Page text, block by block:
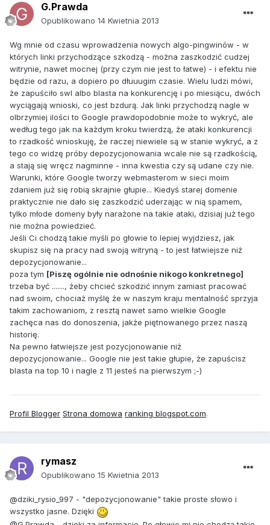
G.Prawda
Opublikowano 14 Kwietnia 2013
Wg mnie od czasu wprowadzenia nowych algo-pingwinów - w
których linki przychodzące szkodzą - można zaszkodzić cudzej
witrynie, nawet mocnej (przy czym nie jest to łatwe) - i efektu nie
będzie od razu, a dopiero po dłuuugim czasie. Wielu ludzi mówi,
że zapuściło swl albo blasta na konkurencję i po miesiącu, dwóch
wyciągają wnioski, co jest bzdurą. Jak linki przychodzą nagle w
olbrzymiej ilości to Google prawdopodobnie może to wykryć, ale
według tego jak na każdym kroku twierdzą, że ataki konkurencji
to rzadkość wnioskuję, że raczej niewiele są w stanie wykryć, a z
tego co widzę próby depozycjonowania wcale nie są rzadkością,
a stają się wręcz nagminne - inna kwestia czy są udane czy nie.
Warunki, które Google tworzy webmasterom w sieci moim
zdaniem już się robią skrajnie głupie... Kiedyś starej domenie
praktycznie nie dało się zaszkodzić uderzając w nią spamem,
tylko młode domeny były narażone na takie ataki, dzisiaj już tego
nie można powiedzieć.
Jeśli Ci chodzą takie myśli po głowie to lepiej wyjdziesz, jak
skupisz się na pracy nad swoją witryną - to jest łatwiejsze niż
depozycjonowanie...
poza tym [Piszę ogólnie nie odnośnie nikogo konkretnego]
trzeba być ......., żeby chcieć szkodzić innym zamiast pracować
nad swoim, chociaż myślę że w naszym kraju mentalność sprzyja
takim zachowaniom, z resztą nawet samo wielkie Google
zachęca nas do donoszenia, jakże piętnowanego przez naszą
historię.
Na pewno łatwiejsze jest pozycjonowanie niż
depozycjonowanie... Google nie jest takie głupie, że zapuścisz
blasta na top 10 i nagle z 11 jesteś na pierwszym ;-)
Profil Blogger Strona domowa ranking blogspot.com.
rymasz
Opublikowano 15 Kwietnia 2013
@dziki_rysio_997 - "depozycjonowanie" takie proste słowo i
wszystko jasne. Dzięki